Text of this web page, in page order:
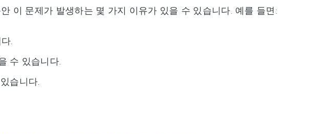
이 문제가 발생하는 몇 가지 이유가 있을 수 있습니다. 예를 들면:
.
수 있습니다.
습니다.